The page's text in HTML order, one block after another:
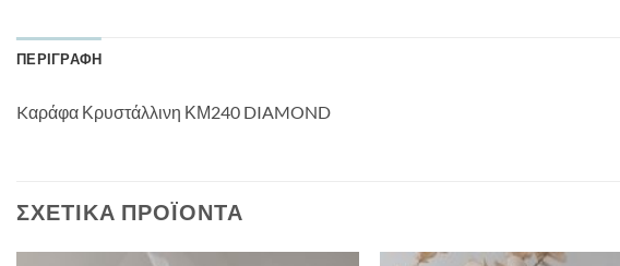
ΠΕΡΙΓΡΑΦΉ
Kαράφα Κρυστάλλινη ΚΜ240 DIAMOND
ΣΧΕΤΙΚΆ ΠΡΟΪΌΝΤΑ